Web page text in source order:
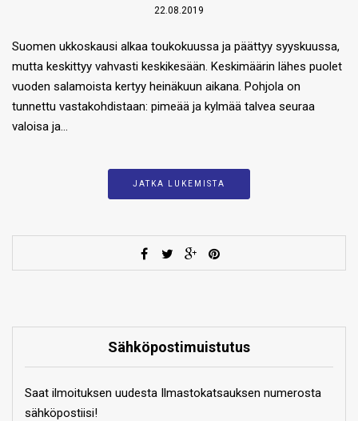
22.08.2019
Suomen ukkoskausi alkaa toukokuussa ja päättyy syyskuussa,
mutta keskittyy vahvasti keskikesään. Keskimäärin lähes puolet
vuoden salamoista kertyy heinäkuun aikana. Pohjola on
tunnettu vastakohdistaan: pimeää ja kylmää talvea seuraa
valoisa ja…
JATKA LUKEMISTA
Sähköpostimuistutus
Saat ilmoituksen uudesta Ilmastokatsauksen numerosta
sähköpostiisi!